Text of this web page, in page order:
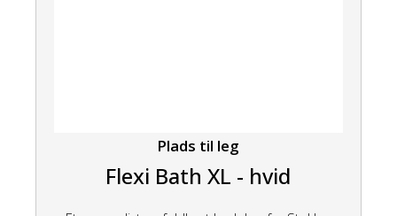
Plads til leg
Flexi Bath XL - hvid